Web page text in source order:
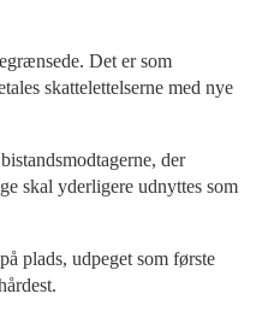
Det er som
skattelettelserne med nye
der
skal yderligere udnyttes som
plads, udpeget som første